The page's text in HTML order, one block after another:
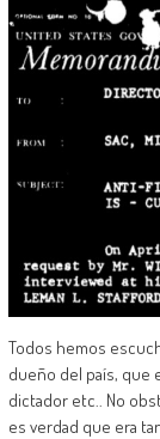
Todos hemos
dueño del país, que
dictador etc.. No
es verdad que era